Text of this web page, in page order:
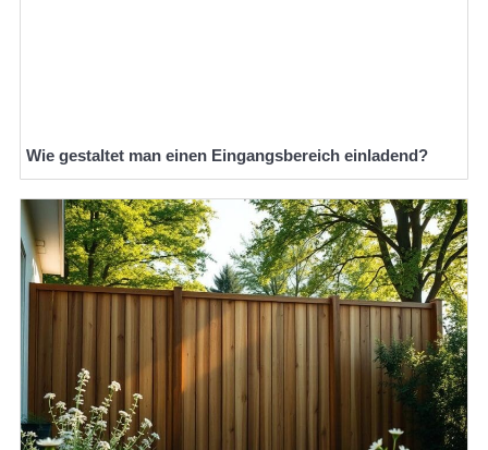
Wie gestaltet man einen Eingangsbereich einladend?